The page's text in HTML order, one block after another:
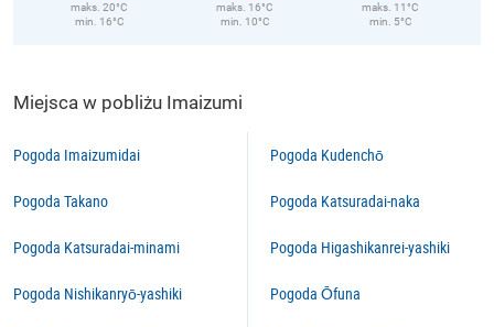
maks. 20°C
min. 16°C
maks. 16°C
min. 10°C
maks. 11°C
min. 5°C
Miejsca w pobliżu Imaizumi
Pogoda Imaizumidai
Pogoda Takano
Pogoda Katsuradai-minami
Pogoda Nishikanryō-yashiki
Pogoda Kudenchō
Pogoda Katsuradai-naka
Pogoda Higashikanrei-yashiki
Pogoda Ōfuna